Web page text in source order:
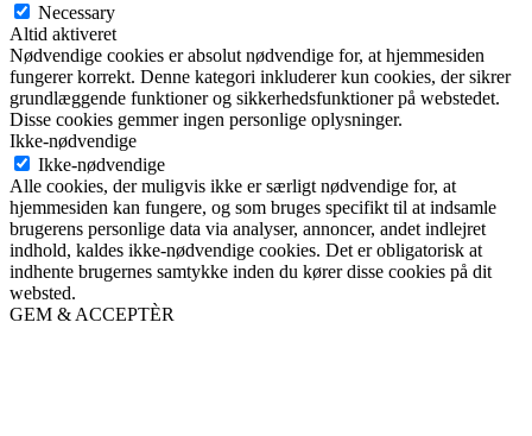
Necessary
Altid aktiveret
Nødvendige cookies er absolut nødvendige for, at hjemmesiden
fungerer korrekt. Denne kategori inkluderer kun cookies, der sikrer
grundlæggende funktioner og sikkerhedsfunktioner på webstedet.
Disse cookies gemmer ingen personlige oplysninger.
Ikke-nødvendige
Ikke-nødvendige
Alle cookies, der muligvis ikke er særligt nødvendige for, at
hjemmesiden kan fungere, og som bruges specifikt til at indsamle
brugerens personlige data via analyser, annoncer, andet indlejret
indhold, kaldes ikke-nødvendige cookies. Det er obligatorisk at
indhente brugernes samtykke inden du kører disse cookies på dit
websted.
GEM & ACCEPTÈR